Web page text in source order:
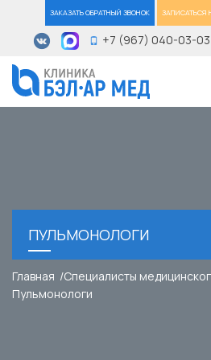
ЗАКАЗАТЬ ОБРАТНЫЙ ЗВОНОК ЗАПИСАТЬСЯ
+7 (967) 040-03-03
ПУЛЬМОНОЛОГИ
Главная
Специалисты
Пульмонологи